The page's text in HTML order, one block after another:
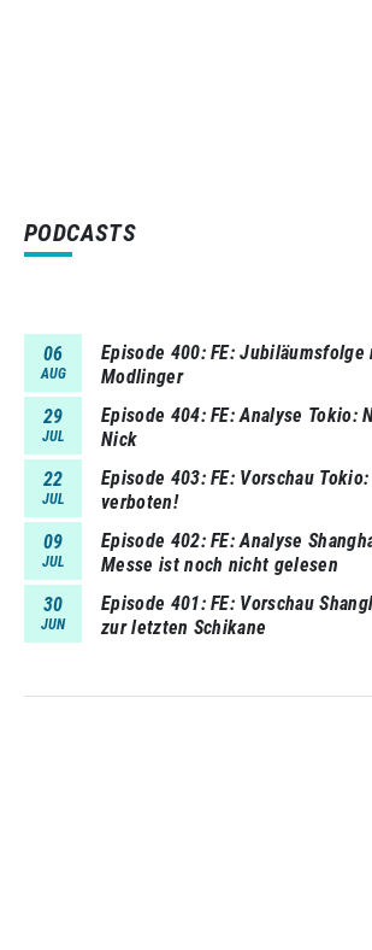
PODCASTS
06
AUG
Episode 400 FE: Jubiläumsfolge
Modlinger
29
JUL
Episode 404 FE: Analyse Tokio:
Nick
22
JUL
Episode 403 FE: Vorschau
verboten!
09
JUL
Episode 402 FE: Analyse
Messe ist noch nicht gelesen
30
JUN
Episode 401 FE: Vorschau
zur letzten Schikane